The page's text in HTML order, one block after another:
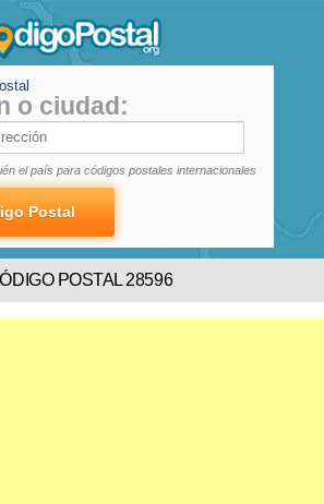
o ciudad:
el país para códigos postales internacionales
POSTAL 28596